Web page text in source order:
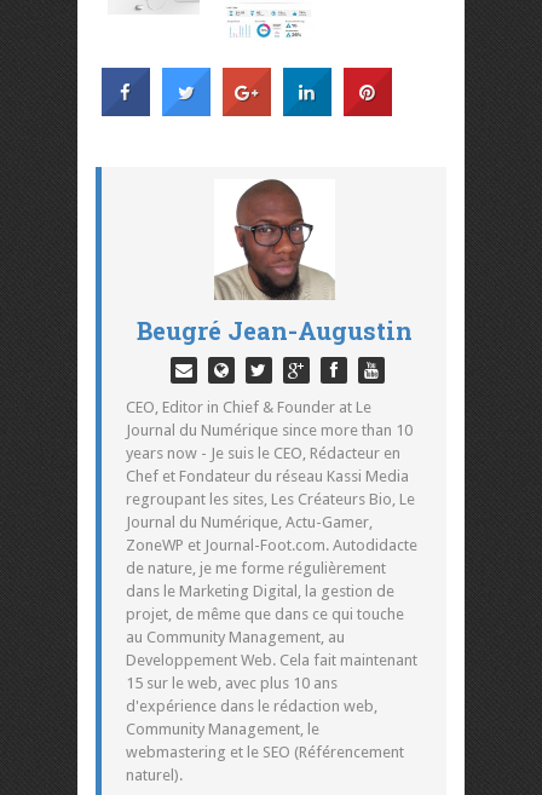
Beugré Jean-Augustin
CEO, Editor in Chief & Founder at Le
Journal du Numérique since more than 10
years now - Je suis le CEO, Rédacteur en
Chef et Fondateur du réseau Kassi Media
regroupant les sites, Les Créateurs Bio, Le
Journal du Numérique, Actu-Gamer,
ZoneWP et Journal-Foot.com. Autodidacte
de nature, je me forme régulièrement
dans le Marketing Digital, la gestion de
projet, de même que dans ce qui touche
au Community Management, au
Developpement Web. Cela fait maintenant
15 sur le web, avec plus 10 ans
d'expérience dans le rédaction web,
Community Management, le
webmastering et le SEO (Référencement
naturel).